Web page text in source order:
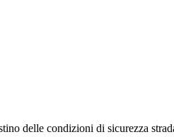
delle condizioni di sicurezza